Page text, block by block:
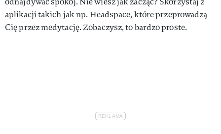
aplikacji takich jak np. Headspace, które przeprowadzą
Cię przez medytację. Zobaczysz, to bardzo proste.